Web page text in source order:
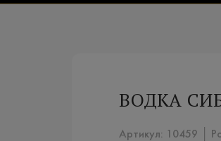
ВОДКА
Артикул: 10459 │